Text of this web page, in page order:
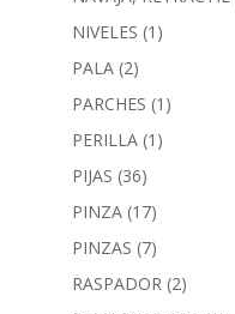
NIVELES (1)
PALA (2)
PARCHES (1)
PERILLA (1)
PIJAS (36)
PINZA (17)
PINZAS (7)
RASPADOR (2)